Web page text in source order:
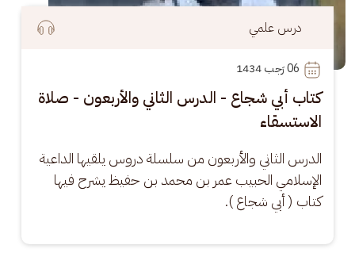
درس علمي
06 رَجب 1434
كتاب أبي شجاع - الدرس الثاني والأربعون - صلاة
الاستسقاء
الدرس الثاني والأربعون من سلسلة دروس يلقيها الداعية
الإسلامي الحبيب عمر بن محمد بن حفيظ يشرح فيها
كتاب ( أبي شجاع ).